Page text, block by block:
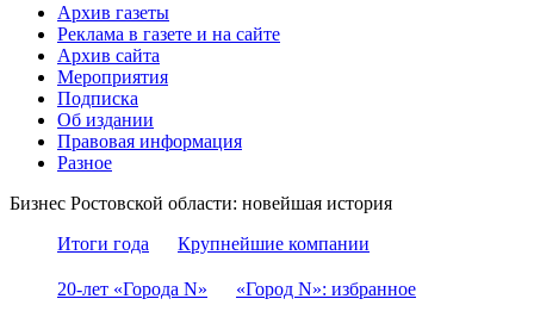
Архив газеты
Реклама в газете и на сайте
Архив сайта
Мероприятия
Подписка
Об издании
Правовая информация
Разное
Бизнес Ростовской области: новейшая история
Итоги года
Крупнейшие компании
20-лет «Города N» «Город N»: избранное